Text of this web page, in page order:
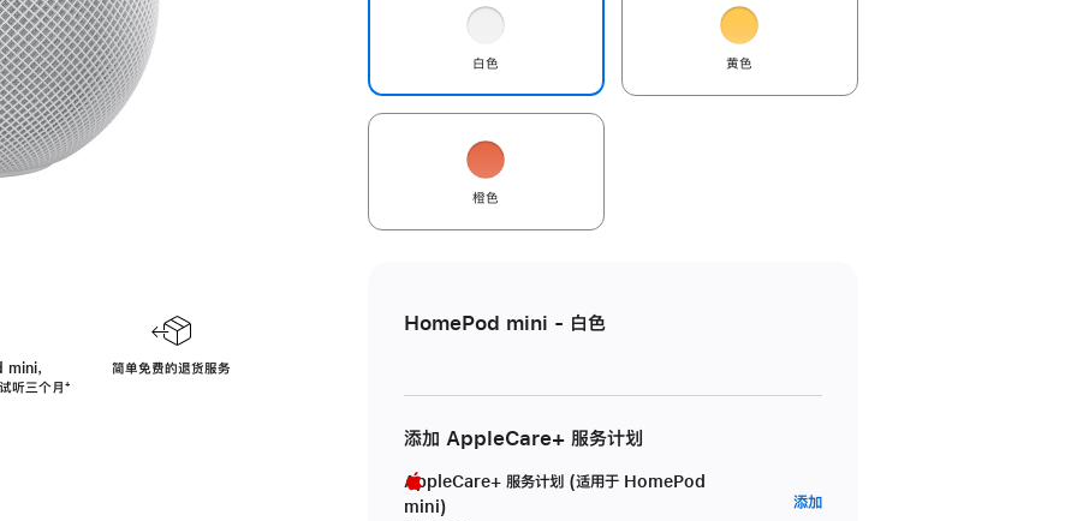
，
听三个月脚
⁺
简单免费的退货服务
白色 黄色
橙色
HomePod mini - 白色
添加 AppleCare+ 服务计划
AppleCare+ 服务计划 (适用于 HomePod
mini)
添加AppleCare+